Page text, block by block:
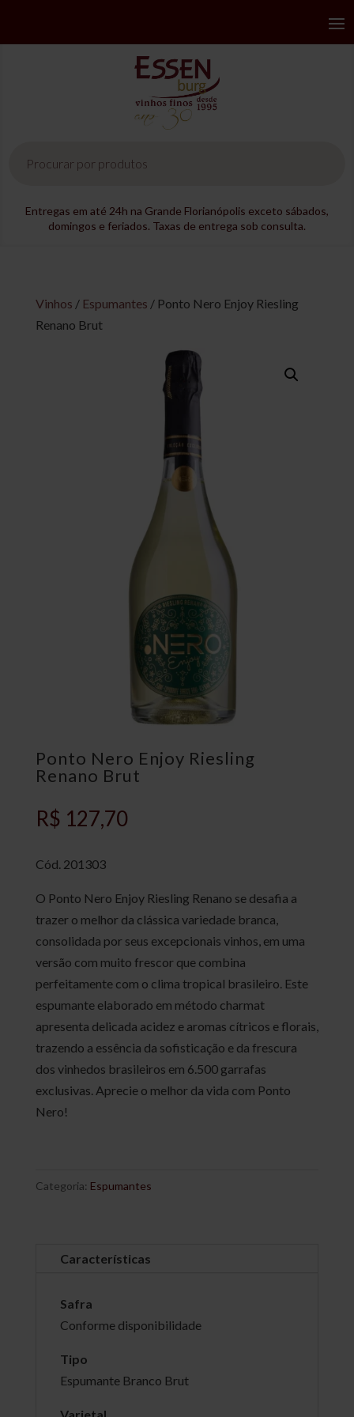
produtos
Entregas em até 24h na Grande Florianópolis exceto sábados,
domingos e feriados. Taxas de entrega sob consulta.
Vinhos / Espumantes / Ponto Nero Enjoy Riesling
Renano Brut
Ponto Nero Enjoy Riesling
Renano Brut
R$ 127,70
Cód. 201303
O Ponto Nero Enjoy Riesling Renano se desafia a
trazer o melhor da clássica variedade branca,
consolidada por seus excepcionais vinhos, em uma
versão com muito frescor que combina
perfeitamente com o clima tropical brasileiro. Este
espumante elaborado em método charmat
apresenta delicada acidez e aromas cítricos e florais,
trazendo a essência da sofisticação e da frescura
dos vinhedos brasileiros em 6.500 garrafas
exclusivas. Aprecie o melhor da vida com Ponto
Nero!
Categoria: Espumantes
Características
Safra
Conforme disponibilidade
Tipo
Espumante Branco Brut
Varietal